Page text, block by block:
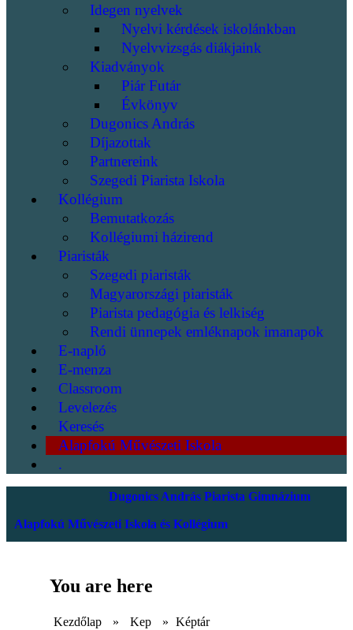
Idegen nyelvek
Nyelvi kérdések iskolánkban
Nyelvvizsgás diákjaink
Kiadványok
Piár Futár
Évkönyv
Dugonics András
Díjazottak
Partnereink
Szegedi Piarista Iskola
Kollégium
Bemutatkozás
Kollégiumi házirend
Piaristák
Szegedi piaristák
Magyarországi piaristák
Piarista pedagógia és lelkiség
Rendi ünnepek emléknapok imanapok
E-napló
E-menza
Classroom
Levelezés
Keresés
Alapfokú Művészeti Iskola
.
Dugonics András Piarista Gimnázium
Alapfokú Művészeti Iskola és Kollégium
You are here
Kezdőlap » Kep » Képtár